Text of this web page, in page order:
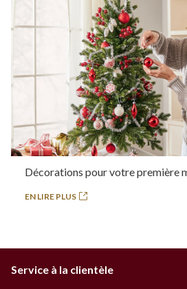
Décorations pour votre première
EN LIRE PLUS
Service à la clientèle